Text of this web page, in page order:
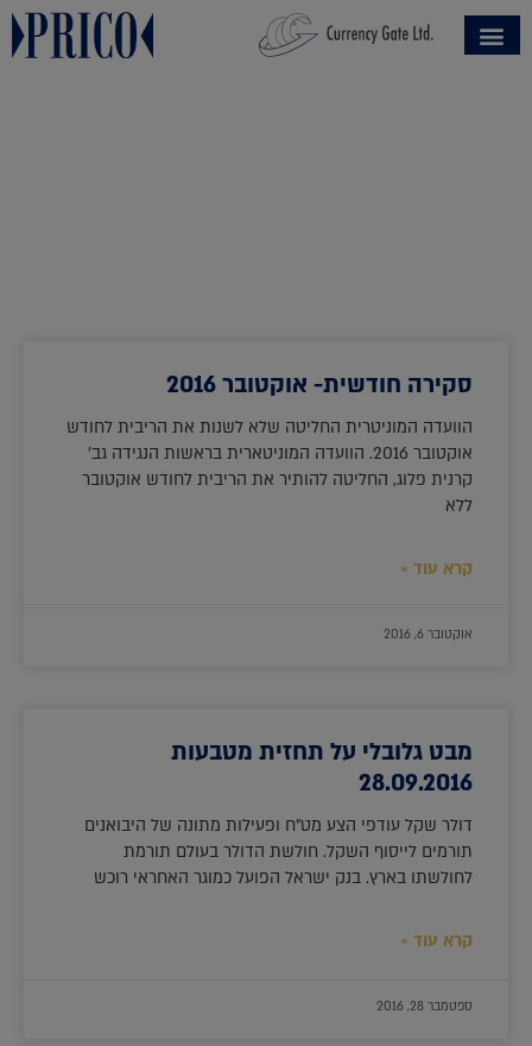
סקירה חודשית- אוקטובר 2016
הוועדה המוניטרית החליטה שלא לשנות את הריבית לחודש
אוקטובר 2016. הוועדה המוניטארית בראשות הנגידה גב'
קרנית פלוג, החליטה להותיר את הריבית לחודש אוקטובר
ללא
קרא עוד »
אוקטובר 6, 2016
מבט גלובלי על תחזית מטבעות
28.09.2016
דולר שקל עודפי הצע מט"ח ופעילות מתונה של היבואנים
תורמים לייסוף השקל. חולשת הדולר בעולם תורמת
לחולשתו בארץ. בנק ישראל הפועל כמוגר האחראי רוכש
קרא עוד »
ספטמבר 28, 2016